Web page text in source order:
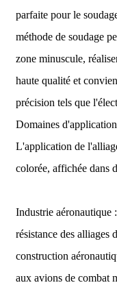
parfaite pour le
méthode de soudage
zone minuscule,
haute qualité et
précision tels que
Domaines
L'application de
colorée, affichée dans
Industrie aéronautique
résistance des alliages
construction
aux avions de combat